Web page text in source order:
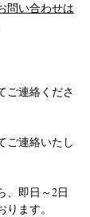
問い合わせは
ご連絡くださ
ご連絡いたし
、即日～2日
ます。